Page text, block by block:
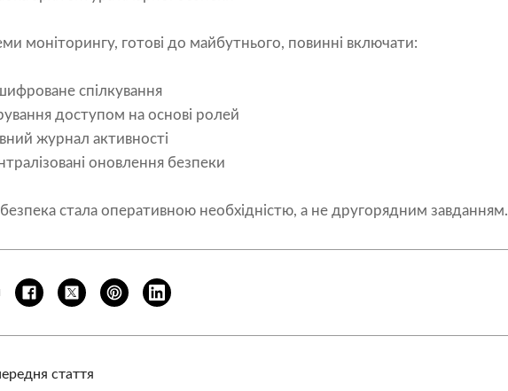
моніторингу, готові до майбутнього, повинні включати:
спілкування
доступом на основі ролей
журнал активності
оновлення безпеки
стала оперативною необхідністю, а не другорядним завданням.
стаття